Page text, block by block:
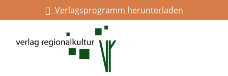
springenVerlagsprogramm herunterladen